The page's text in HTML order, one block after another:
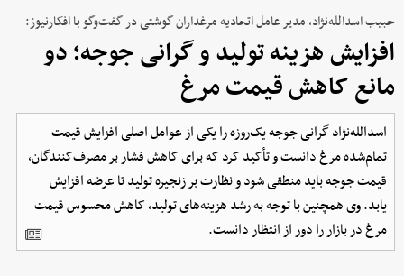
حبیب‌ اسدالله‌نژاد، مدیر عامل اتحادیه مرغداران گوشتی در گفت‌وگو با افکارنیوز:
افزایش هزینه تولید و گرانی جوجه؛ دو
مانع کاهش قیمت مرغ
اسدالله‌نژاد گرانی جوجه یک‌روزه را یکی از عوامل اصلی افزایش قیمت
تمام‌شده مرغ دانست و تأکید کرد که برای کاهش فشار بر مصرف‌کنندگان،
قیمت جوجه باید منطقی شود و نظارت بر زنجیره تولید تا عرضه افزایش
یابد. وی همچنین با توجه به رشد هزینه‌های تولید، کاهش محسوس قیمت
مرغ در بازار را دور از انتظار دانست.